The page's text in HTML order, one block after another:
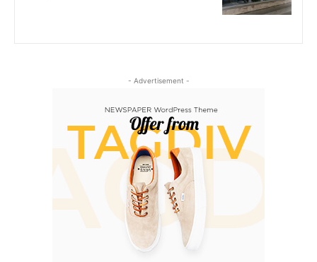
- Advertisement -